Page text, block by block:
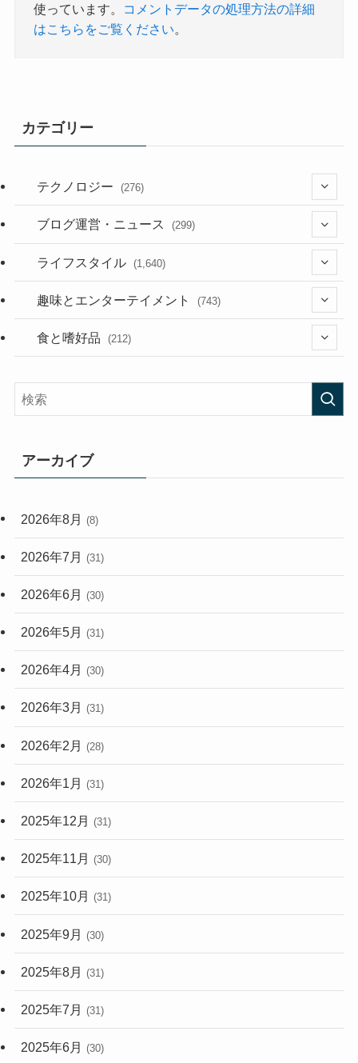
使っています。
コメントデータの処理方法の詳細
はこちらをご覧ください。
カテゴリー
テクノロジー (276)
(36)
(187)
ブログ運営・ニュース (299)
(118)
(181)
ライフスタイル (1,640)
(395)
(282)
(33)
(248)
趣味とエンターテイメント (743)
(56)
食と嗜好品 (212)
アーカイブ
2026年8月 (8)
2026年7月 (31)
2026年6月 (30)
2026年5月 (31)
2026年4月 (30)
2026年3月 (31)
2026年2月 (28)
2026年1月 (31)
2025年12月 (31)
2025年11月 (30)
2025年10月 (31)
2025年9月 (30)
2025年8月 (31)
2025年7月 (31)
2025年6月 (30)